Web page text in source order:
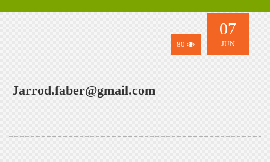
80
07
JUN
Jarrod.faber@gmail.com